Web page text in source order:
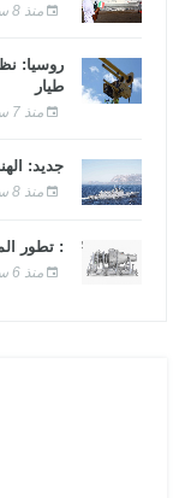
منذ 8 سنوات
روسيا:
طيار
منذ 7 سنوات
جديد:
منذ 8 سنوات
: تطور
منذ 6 سنوات